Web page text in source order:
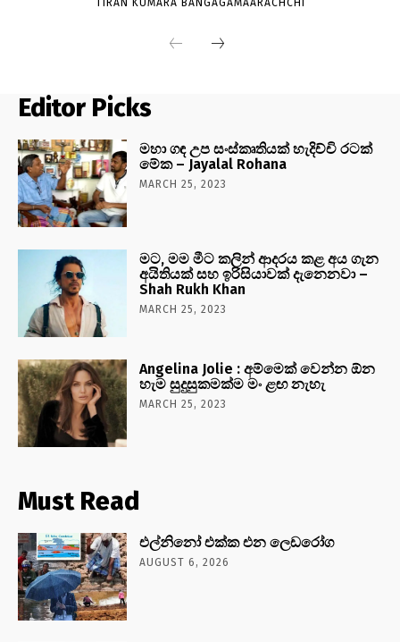
TIRAN KUMARA BANGAGAMAARACHCHI
Editor Picks
මහා ගඳ උප සංස්කෘතියක් හැදිච්චි රටක්
මේක – Jayalal Rohana
MARCH 25, 2023
මට, මම මීට කලින් ආදරය කළ අය ගැන
අයිතියක් සහ ඉරිසියාවක් දැනෙනවා –
Shah Rukh Khan
MARCH 25, 2023
Angelina Jolie : අම්මෙක් වෙන්න ඕන
හැම සුදුසුකමක්ම මං ළඟ නැහැ
MARCH 25, 2023
Must Read
එල්නිනෝ එක්ක එන ලෙඩරෝග
AUGUST 6, 2026